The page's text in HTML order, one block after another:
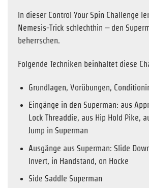
In dieser Control Your Spin Challenge
Nemesis-Trick schlechthin – den
beherrschen.
Folgende Techniken beinhaltet diese
Grundlagen, Vorübungen,
Eingänge in den Superman: aus
Lock Threaddie, aus Hip Hold Pike,
Jump in Superman
Ausgänge aus Superman: Slide
Invert, in Handstand, on Hocke
Side Saddle Superman